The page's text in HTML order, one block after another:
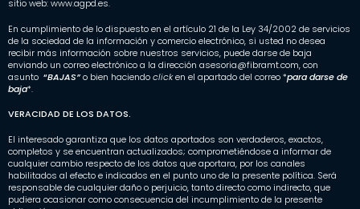
sitio web:www.agpd.es.
En cumplimiento de lo dispuesto en el artículo 21 de la Ley 34/2002 de servicios
de la sociedad de la información y comercio electrónico, si usted no desea
recibir más información sobre nuestros servicios, puede darse de baja
enviando un correo electrónico a la dirección asesoria@fibramt.com, con
asunto “BAJAS”o bien haciendoclicken el apartado del correo *para darse de
baja*.
VERACIDAD DE LOS DATOS.
El interesado garantiza que los datos aportados son verdaderos, exactos,
completos y se encuentran actualizados; comprometiéndose a informar de
cualquier cambio respecto de los datos que aportara, por los canales
habilitados al efecto e indicados en el punto uno de la presente política. Será
responsable de cualquier daño o perjuicio, tanto directo como indirecto, que
pudiera ocasionar como consecuencia del incumplimiento de la presente